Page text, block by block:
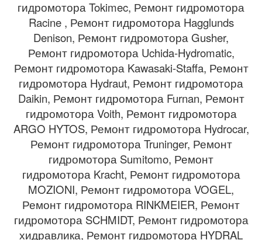
гидромотора Tokimec, Ремонт гидромотора
Racine , Ремонт гидромотора Hagglunds
Denison, Ремонт гидромотора Gusher,
Ремонт гидромотора Uchida-Hydromatic,
Ремонт гидромотора Kawasaki-Staffa, Ремонт
гидромотора Hydraut, Ремонт гидромотора
Daikin, Ремонт гидромотора Furnan, Ремонт
гидромотора Voith, Ремонт гидромотора
ARGO HYTOS, Ремонт гидромотора Hydrocar,
Ремонт гидромотора Truninger, Ремонт
гидромотора Sumitomo, Ремонт
гидромотора Kracht, Ремонт гидромотора
MOZIONI, Ремонт гидромотора VOGEL,
Ремонт гидромотора RINKMEIER, Ремонт
гидромотора SCHMIDT, Ремонт гидромотора
хидравлика, Ремонт гидромотора HYDRAL